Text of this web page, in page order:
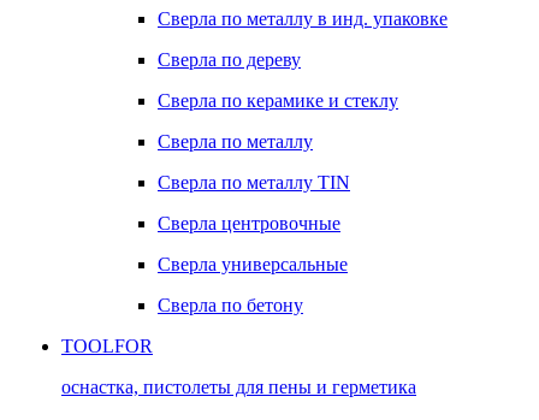
Сверла по металлу в инд. упаковке
Сверла по дереву
Сверла по керамике и стеклу
Сверла по металлу
Сверла по металлу TIN
Сверла центровочные
Сверла универсальные
Сверла по бетону
TOOLFOR
оснастка, пистолеты для пены и герметика